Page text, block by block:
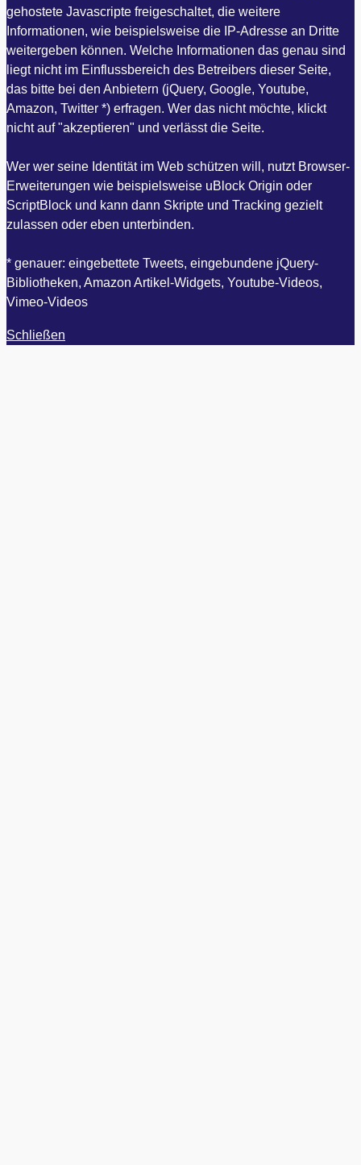
gehostete Javascripte freigeschaltet, die weitere
Informationen, wie beispielsweise die IP-Adresse an Dritte
weitergeben können. Welche Informationen das genau sind
liegt nicht im Einflussbereich des Betreibers dieser Seite,
das bitte bei den Anbietern (jQuery, Google, Youtube,
Amazon, Twitter *) erfragen. Wer das nicht möchte, klickt
nicht auf "akzeptieren" und verlässt die Seite.
Wer wer seine Identität im Web schützen will, nutzt Browser-
Erweiterungen wie beispielsweise uBlock Origin oder
ScriptBlock und kann dann Skripte und Tracking gezielt
zulassen oder eben unterbinden.
* genauer: eingebettete Tweets, eingebundene jQuery-
Bibliotheken, Amazon Artikel-Widgets, Youtube-Videos,
Vimeo-Videos
Schließen